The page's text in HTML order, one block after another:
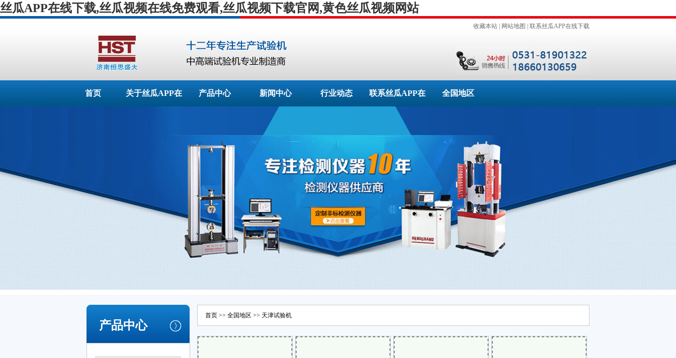
丝瓜APP在线下载,丝瓜视频在线免费观看,丝瓜视频下载官网,黄色丝瓜视频网站
收藏本站 网站地图 联系丝瓜APP在线下载
首页 关于丝瓜APP在 产品中心 新闻中心 行业动态 联系丝瓜APP在
线下载
全国地区
产品中心
首页 >> 全国地区 >> 天津试验机